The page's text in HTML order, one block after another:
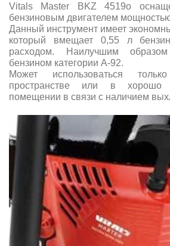
Vitals Master BKZ 4519o
бензиновым двигателем
Данный инструмент имеет
который вмещает 0,55 л
расходом. Наилучшим
бензином категории А-92.
Может использоваться
пространстве или в хорошо
помещении в связи с наличием